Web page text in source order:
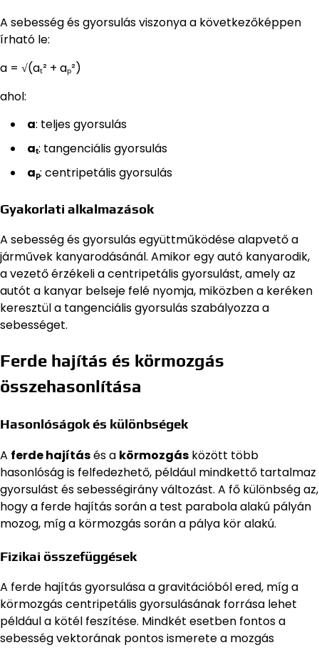
A sebesség és gyorsulás viszonya a következőképpen
írható le:
a = √(aₜ² + aₚ²)
ahol:
a: teljes gyorsulás
aₜ: tangenciális gyorsulás
aₚ: centripetális gyorsulás
Gyakorlati alkalmazások
A sebesség és gyorsulás együttműködése alapvető a
járművek kanyarodásánál. Amikor egy autó kanyarodik,
a vezető érzékeli a centripetális gyorsulást, amely az
autót a kanyar belseje felé nyomja, miközben a keréken
keresztül a tangenciális gyorsulás szabályozza a
sebességet.
Ferde hajítás és körmozgás
összehasonlítása
Hasonlóságok és különbségek
A ferde hajításés a körmozgás között több
hasonlóság is felfedezhető, például mindkettő tartalmaz
gyorsulást és sebességirány változást. A fő különbség az,
hogy a ferde hajítás során a test parabola alakú pályán
mozog, míg a körmozgás során a pálya kör alakú.
Fizikai összefüggések
A ferde hajítás gyorsulása a gravitációból ered, míg a
körmozgás centripetális gyorsulásának forrása lehet
például a kötél feszítése. Mindkét esetben fontos a
sebesség vektorának pontos ismerete a mozgás